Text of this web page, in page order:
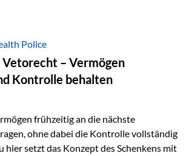
Ein wesentliches Merkmal ist die
Liechtenstein weist keine
und der Schutz der wirtschaftlichen
ist in der Verfassung verankert.
ist hierbei Artikel 14 der
Verfassung. Darin…
Police
– Vermögen
Kontrolle behalten
frühzeitig an die nächste
ohne dabei die Kontrolle vollständig
hier setzt das Konzept des Schenkens mit